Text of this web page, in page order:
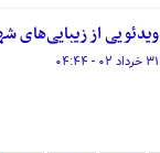
ویدئویی از زیبایی‌های
۳۱ خرداد ۰۲ - ۰۴:۴۴